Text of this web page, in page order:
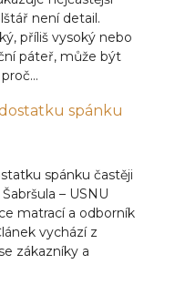
není detail.
příliš vysoký nebo
páteř, může být
spánku
spánku častěji
– USNU
matrací a odborník
vychází z
zákazníky a